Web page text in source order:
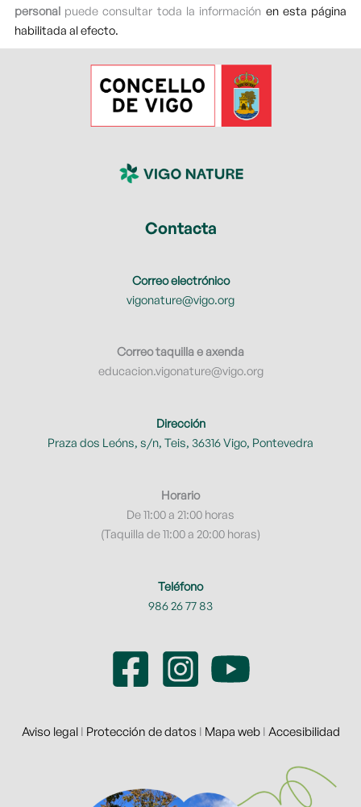
personalpuede consultar toda la información en esta página
habilitada al efecto.
Contacta
Correo electrónico
vigonature@vigo.org
Correo taquilla e axenda
educacion.vigonature@vigo.org
Dirección
Praza dos Leóns, s/n, Teis, 36316 Vigo, Pontevedra
Horario
De 11:00 a 21:00 horas
(Taquilla de 11:00 a 20:00 horas)
Teléfono
986 26 77 83
Aviso legal I Protección de datos I Mapa webI Accesibilidad